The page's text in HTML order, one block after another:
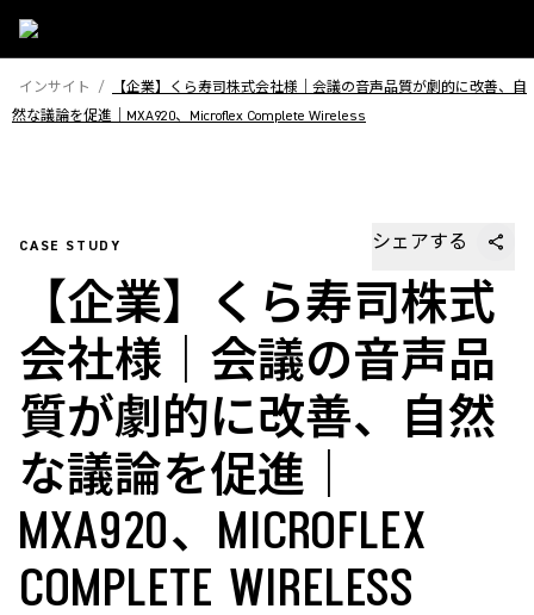
インサイト /
【企業】くら寿司株式会社様｜会議の音声品質が劇的に改善、自
然な議論を促進｜MXA920、Microflex Complete Wireless
CASE STUDY シェアする
【企業】くら寿司株式
会社様｜会議の音声品
質が劇的に改善、自然
な議論を促進｜
MXA920、MICROFLEX
COMPLETE WIRELESS